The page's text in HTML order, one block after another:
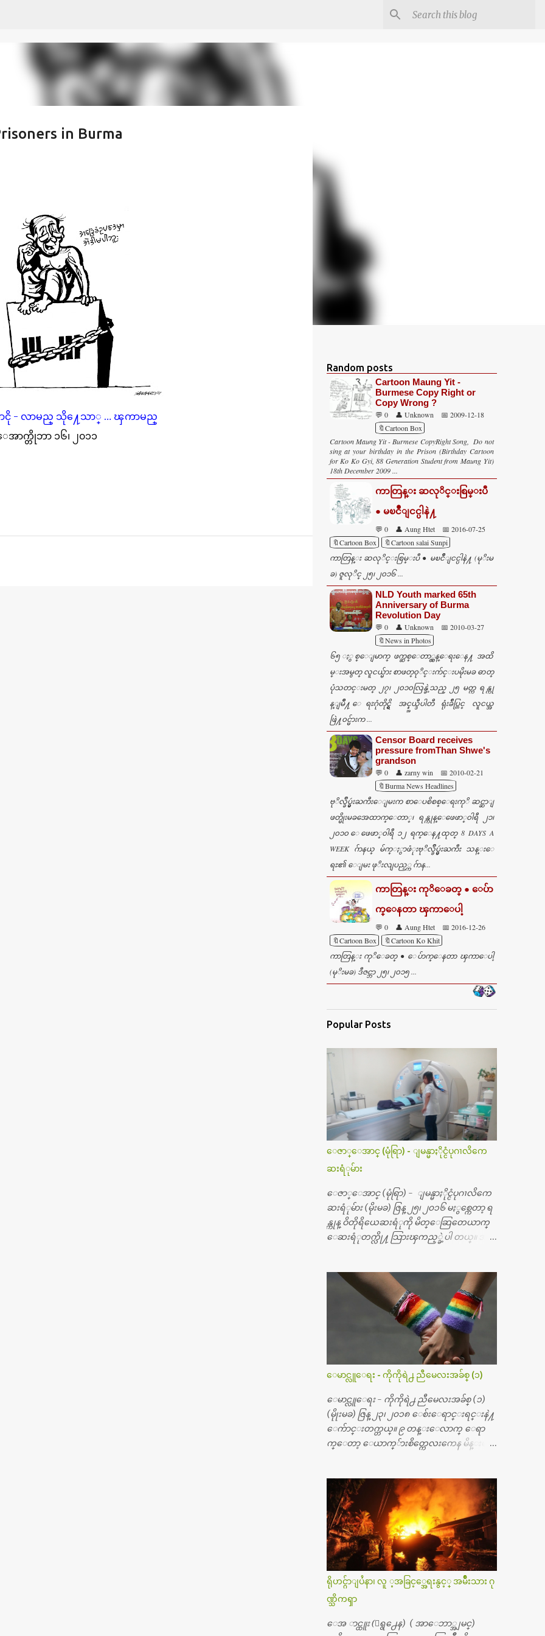
in Burma
ငို - လာမည္ သို႔ေသာ္ … ၾကာမည္
အာက္တိုဘာ ၁၆၊ ၂၀၁၁
Random posts
Cartoon Maung Yit -
Burmese Copy Right or
Copy Wrong ?
💬 0 👤 Unknown
📅 2009-12-18
🔖Cartoon Box
Cartoon Maung Yit - Burmese CopyRight Song, Do not
sing at your birthday in the Prison (Birthday Cartoon
for Ko Ko Gyi, 88 Generation Student from Maung Yit)
18th December 2009 ...
ကာတြန္း ဆလုိင္းစြမ္းပီ
● မၿငိဳျငင္ပါနဲ႔
💬 0 👤 Aung Htet
📅 2016-07-25
🔖Cartoon Box
🔖Cartoon salai Sunpi
ကာတြန္း ဆလုိင္းစြမ္းပီ ● မၿငိဳျငင္ပါနဲ႔ (မုိးမ
ခ) ဇူလုိင္ ၂၅၊ ၂၀၁၆ ...
NLD Youth marked 65th
Anniversary of Burma
Revolution Day
💬 0 👤 Unknown
📅 2010-03-27
🔖News in Photos
၆၅ ႏွစ္ေျမာက္ ဖက္ဆစ္ေတာ္လွန္ေရးေန႔ အထိ
မ္းအမွတ္ လူငယ္မ်ား စာဖတ္၀ုိင္းက်င္းပမိုးမခ ဓာတ္
ပုံသတင္းမတ္ ၂၇၊ ၂၀၁၀လြန္ခဲ့သည္ ၂၅ မတ္က ရန္ကု
န္ျမိဳ႔ ေရႊဂုံတိုင္ရွိ အင္န္အယ္ဒီပါတီ ရုံးခ်ဳပ္တြင္ လူငယ္အ
ဖြဲ႔၀င္မ်ားက ...
Censor Board receives
pressure fromThan Shwe's
grandson
💬 0 👤 zarny win
📅 2010-02-21
🔖Burma News Headlines
ဗုိလ္ခ်ဳပ္မွဴးႀကီးေျမးက စာေပစိစစ္ေရးကုိ ဆင္ဆာျ
ဖတ္မိုးမခအေထာက္ေတာ္၊ ရန္ကုန္ေဖေဖာ္၀ါရီ ၂၁၊
၂၀၁၀ ေဖေဖာ္၀ါရီ ၁၂ ရက္ေန႔ထုတ္ 8 DAYS A
WEEK ဂ်ာနယ္ မ်က္ႏွာဖံုးဗုိလ္ခ်ဳပ္မွဴးႀကီး သန္းေ
ရႊ၏ ေျမး ဖုိးလျပည့္က ဂ်ာန...
ကာတြန္း ကုိေခတ္ ● ေပ်ာ
က္ေနတာ ၾကာေပါ့
💬 0 👤 Aung Htet
📅 2016-12-26
🔖Cartoon Box
🔖Cartoon Ko Khit
ကာတြန္း ကုိေခတ္ ● ေပ်ာက္ေနတာ ၾကာေပါ့
(မုိးမခ) ဒီဇင္ဘာ ၂၅၊ ၂၀၁၅ ...
Popular Posts
ေဇာ္ေအာင္ (မုံရြာ) - ျမန္မာႏိုင္ငံပုဂၢလိကေ
ဆးရံုမ်ား
ေဇာ္ေအာင္ (မုံရြာ) - ျမန္မာႏိုင္ငံပုဂၢလိကေ
ဆးရံုမ်ား (မိုးမခ) ဇြန္ ၂၅၊ ၂၀၁၆ မႏွစ္ကေတာ့ ရ
န္ကုန္ ဝိတိုရိယေဆးရံုကို မိတ္ေဆြတေယာက္
ေဆးရံုတက္လို႔ သြားၾကည့္ခဲ့ပါ တယ္။ အရ
မ္းသြားလို႔ အရိုးအစားထိုးကုသျခင္း လုပ္ပါ
တယ္။ အရိုးအထူးကု ဆရာဝန္က ဝိတိုရိယေဟာ္တ
ယ္လိုအခန္းမွာ တရက္ က်ပ္ ၃ ေသာင္းနဲ႔ေနေ
စၿပီး၊ အာရွေတာ္ဝင္ခြဲစိတ္ခန္းကို ငွားရမ္းခြဲစိ
တ္ အရိုးအစားထိုးကုပါတယ္။ ေဆးစစ္၊ေဆး
ဝယ္၊ ခြဲစိတ္ကု၊ အရိုးအစားထိုးပစၥည္း စတဲ့စရိ
တ္ေတြနဲ႔ေဆးရံုမွာ ၂ ပတ္ေနထိုင္စရိတ္ သိ
န္း ၇၀ ေလာက္ ကုန္သြားပါတယ္။ သူငယ္ခ်င္းျ
ဖစ္သူကို လာေတြ႔ရင္း ဟိုတယ္လို သန္႔ရွင္း
သပ္ရပ္တဲ့ ဝိတိုရိယေဆးရံုမွာ စီတီစကင္ နဲ႔ အမ္အာ
အိုင္1 စက္ခန္းကိုေတြ႔လို႔ေမးၾကည့္ေ
တာ့ တခါစမ္းရင္ က်ပ္တသိန္းေက်ာ္ က်သင့္တ
ကီးေတြနဲ႔ စမ္းသပ္ရပါတယ္။ ခႏၱာကိုယ္အစိတ္ပို
င္း ကလီစာေတြကိုၾကည့္ရႈတဲ့ အာလထ
ရာေဆာင္း2 စက္ေတြကေတာ့ ေစ်းသိပ္မႀ
ကီးလို႔ ျမန္မာျပည္ေဆးရံုတိုင္းရွိပါတယ္။
တစ္ခါစမ္းရင္ က်ပ္တစ္ေသာင္းေလာက္ က်သ
င့္ပါတယ္။ စာေရးသူ လြန္ခဲ့တဲ့ (၂)...
ေမာင္လူေရး - ကိုကိုရဲ႕ ညီမေလးအခ်စ္ (၁)
ေမာင္လူေရး - ကိုကိုရဲ႕ ညီမေလးအခ်စ္ (၁)
(မိုုးမခ) ဇြန္ ၂၃၊ ၂၀၁၈ ေစ်းေရာင္းရင္းနဲ႔
ေက်ာင္းတက္တယ္။ ၉ တန္းေလာက္ ေရာ
က္ေတာ့ ေယာက္်ားစိတ္ကေလးကေန မိန္းမစိ
တာေပါ့။ မိန္းကေလး အေပါင္းအသင္းလ
ည္း မ်ားတယ္။ ငယ္ငယ္တုန္းကေတာ့ အမေတြနဲ႔
ေနတာဆုိေတာ့ သနပ္ခါးေလးေတြ လိမ္း
တယ္။ ပန္းပန္တယ္။ မိန္းကေလး အဝတ္အစားေ
တြကိုလည္း ခုိးဝတ္တယ္။ မိန္းမစိတ္ရွိေတာ့
ရွိေပမယ့္ ကိုယ့္ကိုယ္ကို မိန္းမစိတ္ေပါက္မွန္း
သိတာက ၉ တန္း၊ ၁၀ တန္းေလာက္ကမွ။ ညီအ
စ္ကို ေမာင္နွမ အားလံုး ၆ ေယာက္ရွိတယ္။ အစ္ကို ၃
ေယာက္၊ အစ္မ ႏွစ္ေယာက္။ အစ္ကိုေတြက
လည္း သူ႔ အေပါင္းအသင္းနဲ႔ သူဆိုေ
တာ့ အမေတြနဲ႔ဘဲ ေပါင္းတယ္။ ျပီးေတာ့
ရိုဟင္ဂ်ာျပႆနာ၊ လူ ့အခြင့္အေရးနွင့္ အမ်ိဳးသား ဂု
ဏ္သိကၡာ
ေအ ာင္ထူး (ေရွ႕ေန) ( အာေဘာ္အျမင္)